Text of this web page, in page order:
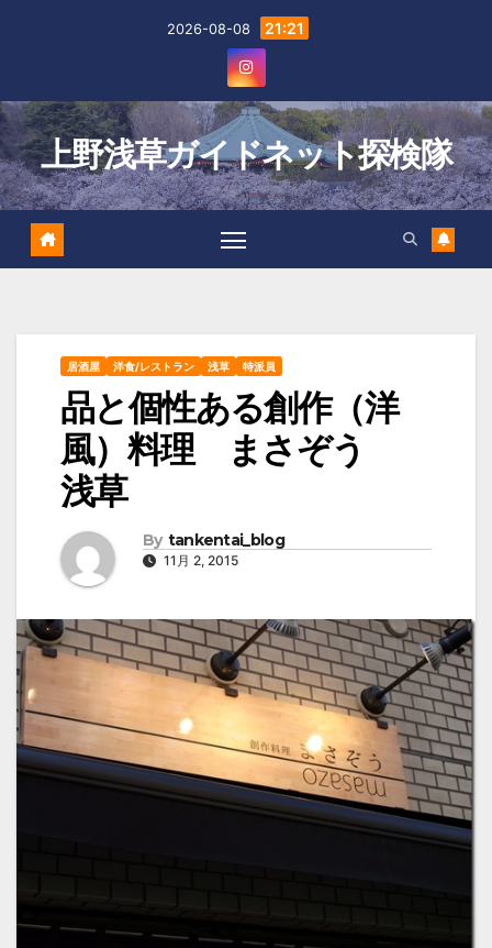
2026-08-08 21:21
上野浅草ガイドネット探検隊
居酒屋 洋食/レストラン 浅草 特派員
品と個性ある創作（洋
風）料理 まさぞう
浅草
By tankentai_blog
11月 2, 2015